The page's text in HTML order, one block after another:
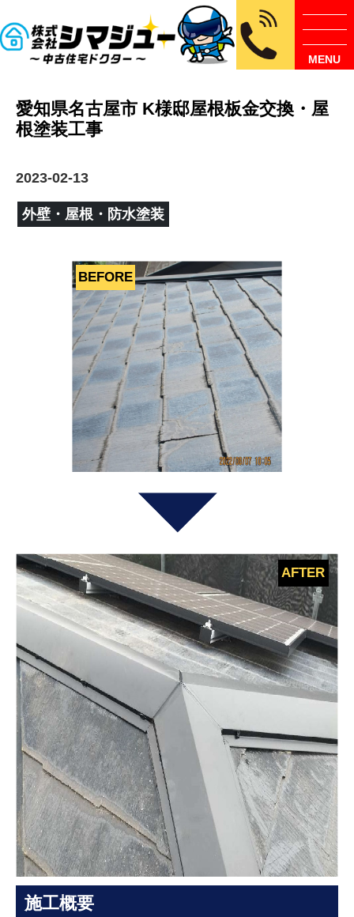
MENU
愛知県名古屋市 K様邸屋根板金交換・屋
根塗装工事
2023-02-13
外壁・屋根・防水塗装
施工概要